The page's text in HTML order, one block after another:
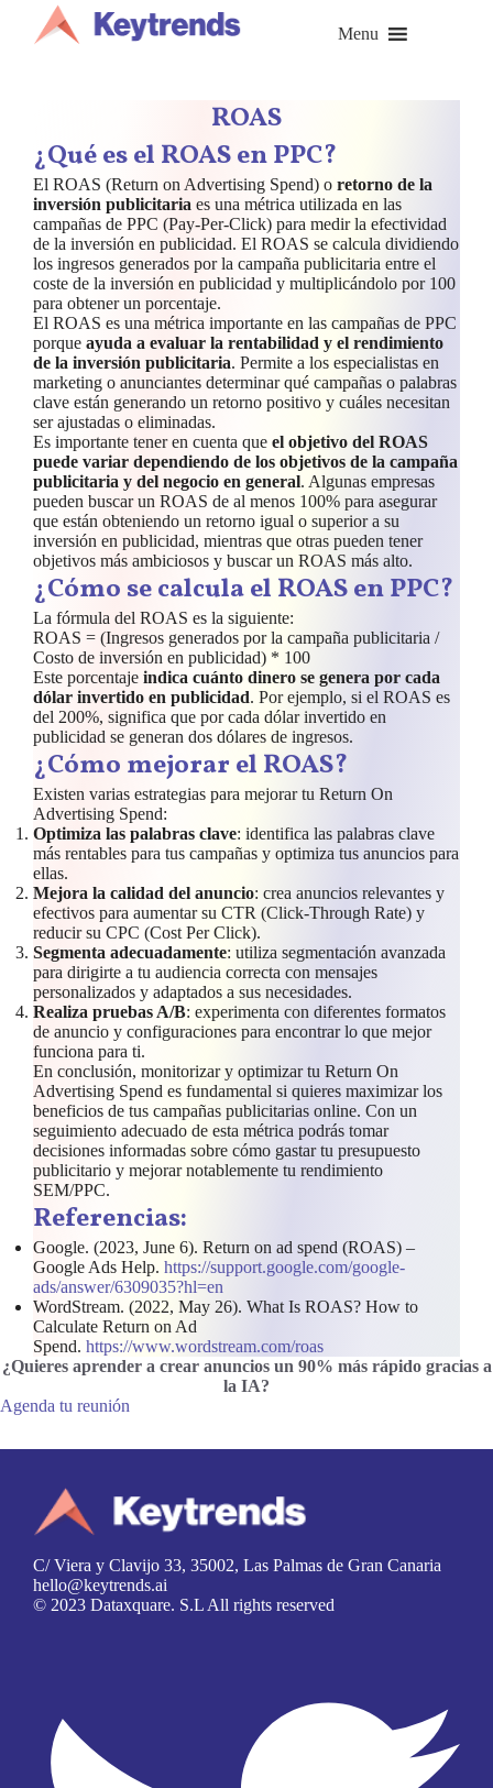
contenido
Menu
ROAS
¿Qué es el ROAS en PPC?
El ROAS (Return on Advertising Spend) o retorno de la
inversión publicitaria es una métrica utilizada en las
campañas de PPC (Pay-Per-Click) para medir la efectividad
de la inversión en publicidad. El ROAS se calcula dividiendo
los ingresos generados por la campaña publicitaria entre el
coste de la inversión en publicidad y multiplicándolo por 100
para obtener un porcentaje.
El ROAS es una métrica importante en las campañas de PPC
porque ayuda a evaluar la rentabilidad y el rendimiento
de la inversión publicitaria. Permite a los especialistas en
marketing o anunciantes determinar qué campañas o palabras
clave están generando un retorno positivo y cuáles necesitan
ser ajustadas o eliminadas.
Es importante tener en cuenta que el objetivo del ROAS
puede variar dependiendo de los objetivos de la campaña
publicitaria y del negocio en general. Algunas empresas
pueden buscar un ROAS de al menos 100% para asegurar
que están obteniendo un retorno igual o superior a su
inversión en publicidad, mientras que otras pueden tener
objetivos más ambiciosos y buscar un ROAS más alto.
¿Cómo se calcula el ROAS en PPC?
La fórmula del ROAS es la siguiente:
ROAS = (Ingresos generados por la campaña publicitaria /
Costo de inversión en publicidad) * 100
Este porcentaje indica cuánto dinero se genera por cada
dólar invertido en publicidad. Por ejemplo, si el ROAS es
del 200%, significa que por cada dólar invertido en
publicidad se generan dos dólares de ingresos.
¿Cómo mejorar el ROAS?
Existen varias estrategias para mejorar tu Return On
Advertising Spend:
Optimiza las palabras clave: identifica las palabras clave
más rentables para tus campañas y optimiza tus anuncios para
ellas.
Mejora la calidad del anuncio: crea anuncios relevantes y
efectivos para aumentar su CTR (Click-Through Rate) y
reducir su CPC (Cost Per Click).
Segmenta adecuadamente: utiliza segmentación avanzada
para dirigirte a tu audiencia correcta con mensajes
personalizados y adaptados a sus necesidades.
Realiza pruebas A/B: experimenta con diferentes formatos
de anuncio y configuraciones para encontrar lo que mejor
funciona para ti.
En conclusión, monitorizar y optimizar tu Return On
Advertising Spend es fundamental si quieres maximizar los
beneficios de tus campañas publicitarias online. Con un
seguimiento adecuado de esta métrica podrás tomar
decisiones informadas sobre cómo gastar tu presupuesto
publicitario y mejorar notablemente tu rendimiento
SEM/PPC.
Referencias:
Google. (2023, June 6). Return on ad spend (ROAS) –
Google Ads Help. https://support.google.com/google-
ads/answer/6309035?hl=en
WordStream. (2022, May 26). What Is ROAS? How to
Calculate Return on Ad
Spend. https://www.wordstream.com/roas
¿Quieres aprender a crear anuncios un 90% más rápido gracias a
la IA?
Agenda tu reunión
C/ Viera y Clavijo 33, 35002, Las Palmas de Gran Canaria
hello@keytrends.ai
© 2023 Dataxquare. S.L All rights reserved